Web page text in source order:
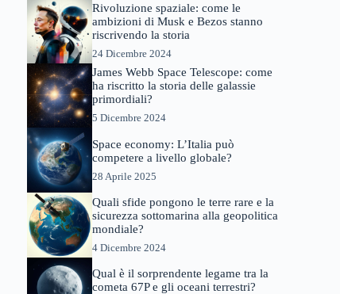
Rivoluzione spaziale: come le
ambizioni di Musk e Bezos stanno
riscrivendo la storia
24 Dicembre 2024
James Webb Space Telescope: come
ha riscritto la storia delle galassie
primordiali?
5 Dicembre 2024
Space economy: L’Italia può
competere a livello globale?
28 Aprile 2025
Quali sfide pongono le terre rare e la
sicurezza sottomarina alla geopolitica
mondiale?
4 Dicembre 2024
Qual è il sorprendente legame tra la
cometa 67P e gli oceani terrestri?